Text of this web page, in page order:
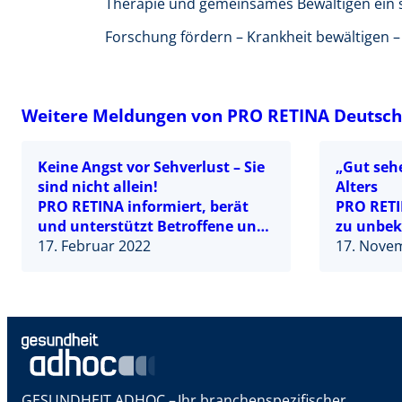
Forschung fördern – Krankheit bewältigen
Weitere Meldungen von PRO RETINA
Keine Angst vor Sehverlust – Sie
sind nicht allein!
PRO RETINA informiert, berät
und unterstützt Betroffene und
deren Angehörige bei seltenen
17. Februar 2022
„Gut
Alters
PRO
zu
17.